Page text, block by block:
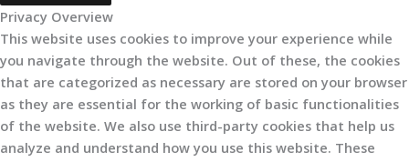
Privacy Overview
This website uses cookies to improve your experience while
you navigate through the website. Out of these, the cookies
that are categorized as necessary are stored on your browser
as they are essential for the working of basic functionalities
of the website. We also use third-party cookies that help us
analyze and understand how you use this website. These